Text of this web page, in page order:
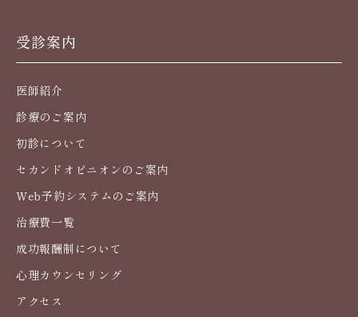
受診案内
医師紹介
診療のご案内
初診について
セカンドオピニオンのご案内
Web予約システムのご案内
治療費一覧
成功報酬制について
心理カウンセリング
アクセス